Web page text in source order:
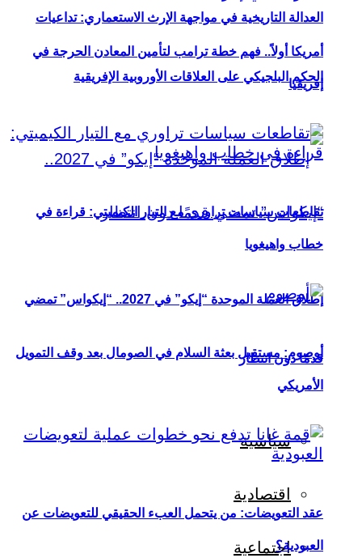
العدالة التاريخية في مواجهة الإرث الاستعماري: تداعيات
الحكم البلجيكي على العلاقات الأوروبية الإفريقية
إطلاق العملة الموحدة “إيكو” في 2027.. “إيكواس” تمضي
قدمًا دون انتظار
سياسية
اقتصادية
اجتماعية
أمريكا أولاً.. فهم خطة ترامب لتأمين المعادن الحرجة في
إفريقيا
تقاطعات سياسات تراوري مع التيار الكيميتي: قراءة في
خطاب واهيغويا
أوصوم: مستقبل بعثة السلام في الصومال بعد وقف التمويل
الأمريكي
عقد التعويضات: من يتحمل العبء الحقيقي للتعويضات عن
العبودية؟